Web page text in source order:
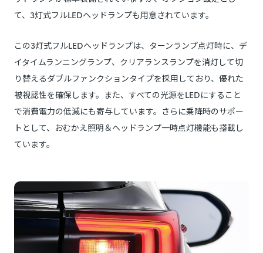
て、3灯式フルLEDヘッドランプも用意されています。
この3灯式フルLEDヘッドランプは、ターンランプ点灯時に、デ
イタイムランニングランプ、クリアランスランプを消灯して切
り替えるダブルファンクションタイプを採用しており、優れた
被視認性を確保します。また、すべての光源をLEDにすること
で消費電力の低減にも寄与しています。さらに乗降時のサポー
トとして、おむかえ照明＆ヘッドランプ一時点灯機能も搭載し
ています。